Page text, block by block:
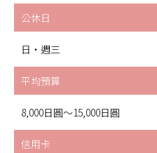
公休日
日・週三
平均預算
8,000日圓～15,000日圓
信用卡